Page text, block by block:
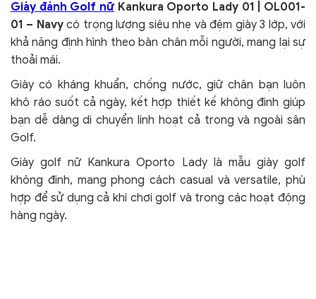
Giày đánh Golf nữ Kankura Oporto Lady 01 | OL001-
01 – Navycó trọng lượng siêu nhẹ và đệm giày 3 lớp, với
khả năng định hình theo bàn chân mỗi người, mang lại sự
thoải mái.
Giày có kháng khuẩn, chống nước, giữ chân bạn luôn
khô ráo suốt cả ngày, kết hợp thiết kế không đinh giúp
bạn dễ dàng di chuyển linh hoạt cả trong và ngoài sân
Golf.
Giày golf nữ Kankura Oporto Lady là mẫu giày golf
không đinh, mang phong cách casual và versatile, phù
hợp để sử dụng cả khi chơi golf và trong các hoạt động
hàng ngày.